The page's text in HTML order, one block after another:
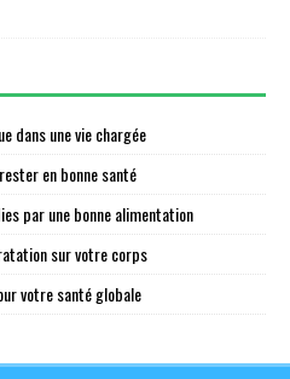
dans une vie chargée
en bonne santé
par une bonne alimentation
sur votre corps
votre santé globale